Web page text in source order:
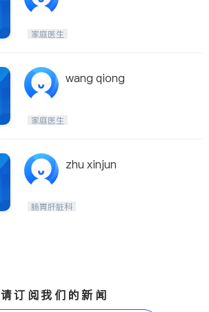
家庭医生
wang qiong
家庭医生
zhu xinjun
肠胃肝脏科
请订阅我们的新闻